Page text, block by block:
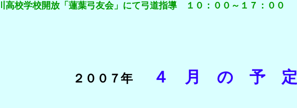
弓友会」にて弓道指導 １０：００～１７：００
２００７年 ４ 月 の 予 定